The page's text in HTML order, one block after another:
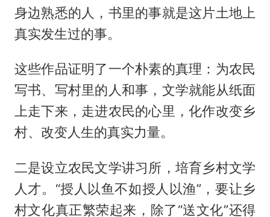
身边熟悉的人，书里的事就是这片土地上
真实发生过的事。
这些作品证明了一个朴素的真理：为农民
写书、写村里的人和事，文学就能从纸面
上走下来，走进农民的心里，化作改变乡
村、改变人生的真实力量。
二是设立农民文学讲习所，培育乡村文学
人才。“授人以鱼不如授人以渔”，要让乡
村文化真正繁荣起来，除了“送文化”还得